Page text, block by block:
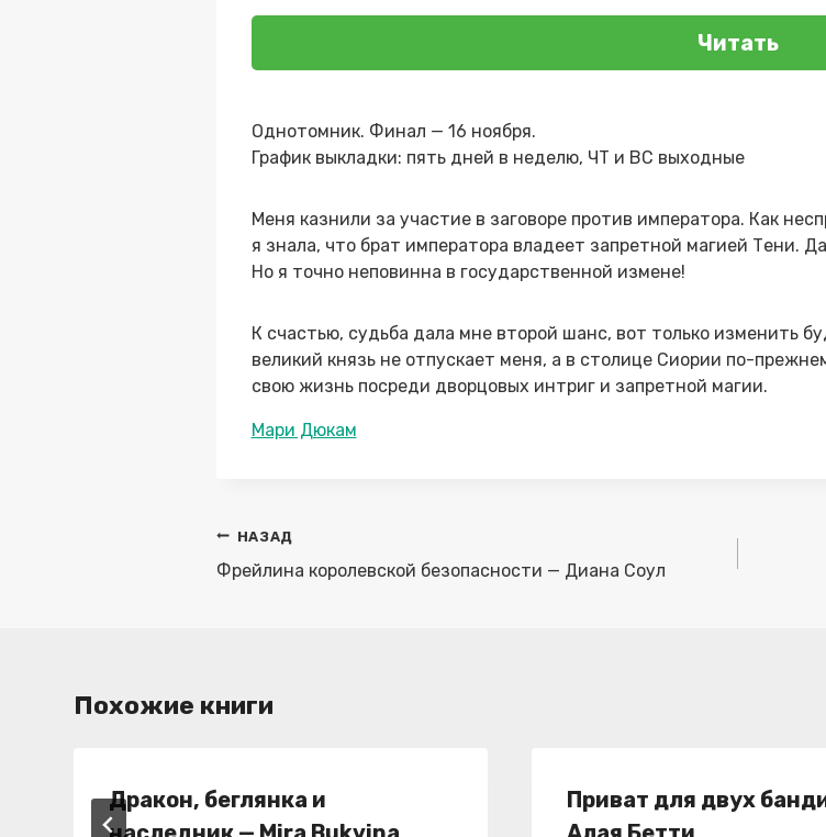
Читать
Однотомник. Финал — 16 ноября.
График выкладки: пять дней в неделю, ЧТ и ВС выходные
Меня казнили за участие в заговоре против императора. Как
я знала, что брат императора владеет запретной магией Тени.
Но я точно неповинна в государственной измене!
К счастью, судьба дала мне второй шанс, вот только изменить
великий князь не отпускает меня, а в столице Сиории по-
свою жизнь посреди дворцовых интриг и запретной магии.
Метки
Мари Дюкам
Навигация
по
НАЗАД
Фрейлина королевской безопасности — Диана Соул
Похожие книги
Дракон, беглянка и
Приват для двух